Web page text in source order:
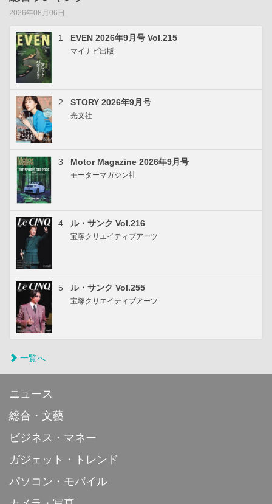
2026年08月06日
1 EVEN 2026年9月号 Vol.215
マイナビ出版
2 STORY 2026年9月号
光文社
3 Motor Magazine 2026年9月号
モーターマガジン社
4 ル・サンク Vol.216
宝塚クリエイティブアーツ
5 ル・サンク Vol.255
宝塚クリエイティブアーツ
一覧へ
ニュース
総合・文藝
ビジネス・マネー
ガジェット・トレンド
パソコン・モバイル